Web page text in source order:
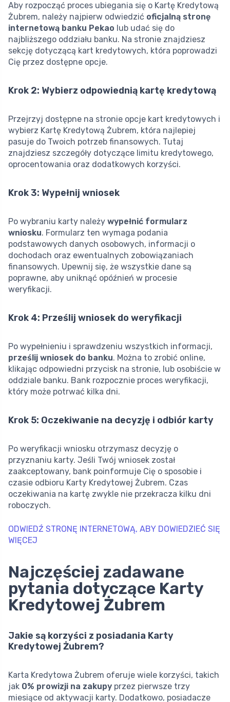
Aby rozpocząć proces ubiegania się o Kartę Kredytową
Żubrem, należy najpierw odwiedzić oficjalną stronę
internetową banku Pekao lub udać się do
najbliższego oddziału banku. Na stronie znajdziesz
sekcję dotyczącą kart kredytowych, która poprowadzi
Cię przez dostępne opcje.
Krok 2: Wybierz odpowiednią kartę kredytową
Przejrzyj dostępne na stronie opcje kart kredytowych i
wybierz Kartę Kredytową Żubrem, która najlepiej
pasuje do Twoich potrzeb finansowych. Tutaj
znajdziesz szczegóły dotyczące limitu kredytowego,
oprocentowania oraz dodatkowych korzyści.
Krok 3: Wypełnij wniosek
Po wybraniu karty należy wypełnić formularz
wniosku. Formularz ten wymaga podania
podstawowych danych osobowych, informacji o
dochodach oraz ewentualnych zobowiązaniach
finansowych. Upewnij się, że wszystkie dane są
poprawne, aby uniknąć opóźnień w procesie
weryfikacji.
Krok 4: Prześlij wniosek do weryfikacji
Po wypełnieniu i sprawdzeniu wszystkich informacji,
prześlij wniosek do banku. Można to zrobić online,
klikając odpowiedni przycisk na stronie, lub osobiście w
oddziale banku. Bank rozpocznie proces weryfikacji,
który może potrwać kilka dni.
Krok 5: Oczekiwanie na decyzję i odbiór karty
Po weryfikacji wniosku otrzymasz decyzję o
przyznaniu karty. Jeśli Twój wniosek został
zaakceptowany, bank poinformuje Cię o sposobie i
czasie odbioru Karty Kredytowej Żubrem. Czas
oczekiwania na kartę zwykle nie przekracza kilku dni
roboczych.
ODWIEDŹ STRONĘ INTERNETOWĄ, ABY DOWIEDZIEĆ SIĘ
WIĘCEJ
Najczęściej zadawane
pytania dotyczące Karty
Kredytowej Żubrem
Jakie są korzyści z posiadania Karty
Kredytowej Żubrem?
Karta Kredytowa Żubrem oferuje wiele korzyści, takich
jak 0% prowizji na zakupy przez pierwsze trzy
miesiące od aktywacji karty. Dodatkowo, posiadacze